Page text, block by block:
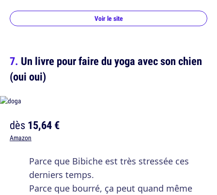
Voir le site
Un livre pour faire du yoga avec son chien
(oui oui)
dès15,64 €
Amazon
Parce que Bibiche est très stressée ces
derniers temps.
Parce que bourré, ça peut quand même